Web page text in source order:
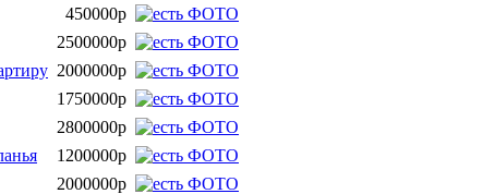
450000р
2500000р
2000000р
1750000р
2800000р
1200000р
2000000р